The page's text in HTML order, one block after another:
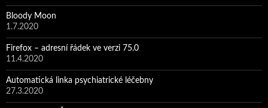
Bloody Moon
1.7.2020
Firefox – adresní řádek ve verzi 75.0
11.4.2020
Automatická linka psychiatrické léčebny
27.3.2020